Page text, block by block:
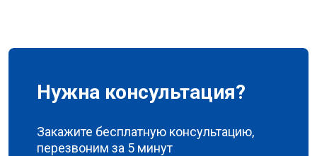
Нужна консультация?
Закажите бесплатную консультацию,
перезвоним за 5 минут